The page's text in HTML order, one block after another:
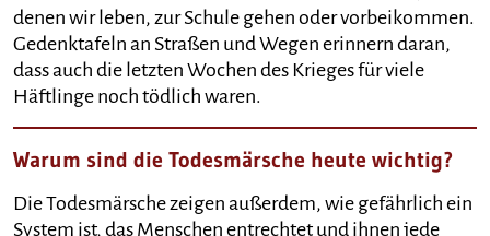
denen wir leben, zur Schule gehen oder vorbeikommen.
Gedenktafeln an Straßen und Wegen erinnern daran,
dass auch die letzten Wochen des Krieges für viele
Häftlinge noch tödlich waren.
Warum sind die Todesmärsche heute wichtig?
Die Todesmärsche zeigen außerdem, wie gefährlich ein
System ist, das Menschen entrechtet und ihnen jede